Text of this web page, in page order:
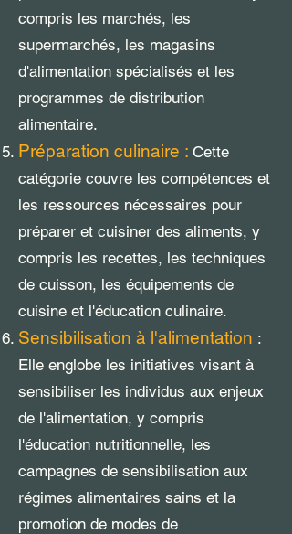
compris les marchés, les
supermarchés, les magasins
d'alimentation spécialisés et les
programmes de distribution
alimentaire.
Préparation culinaire : Cette
catégorie couvre les compétences et
les ressources nécessaires pour
préparer et cuisiner des aliments, y
compris les recettes, les techniques
de cuisson, les équipements de
cuisine et l'éducation culinaire.
Sensibilisation à l'alimentation :
Elle englobe les initiatives visant à
sensibiliser les individus aux enjeux
de l'alimentation, y compris
l'éducation nutritionnelle, les
campagnes de sensibilisation aux
régimes alimentaires sains et la
promotion de modes de